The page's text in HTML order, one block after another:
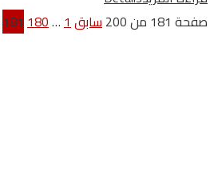
صفحة 181 من 200
سابق1
…
180
181